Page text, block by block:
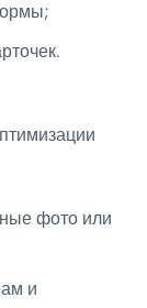
фото или
и